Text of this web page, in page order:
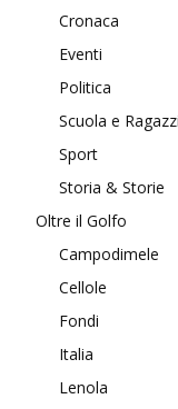
Cronaca
Eventi
Politica
Scuola e Ragazzi
Sport
Storia & Storie
Oltre il Golfo
Campodimele
Cellole
Fondi
Italia
Lenola